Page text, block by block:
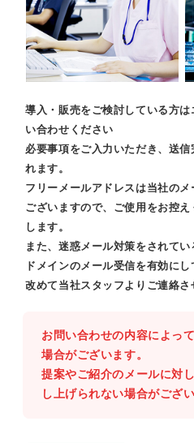
導入・販売をご検討している方
い合わせください
必要事項をご入力いただき、送
れます。
フリーメールアドレスは当社の
ございますので、ご使用をお控
します。
また、迷惑メール対策をされてい
ドメインのメール受信を有効にし
改めて当社スタッフよりご連絡さ
お問い合わせの内容によっ
場合がございます。
提案やご紹介のメールに対
し上げられない場合がござい